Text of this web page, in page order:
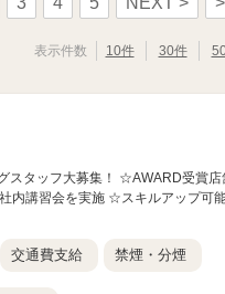
表示件数 10件 30件
スタッフ大募集！ ☆AWARD受賞店
内講習会を実施 ☆スキルアップ可
交通費支給 禁煙・分煙